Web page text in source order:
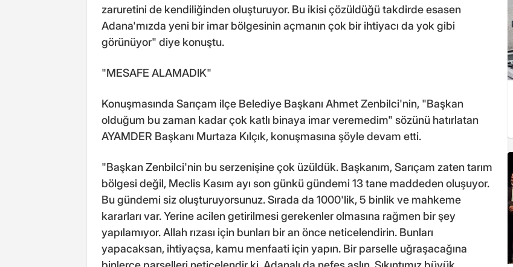
zaruretini de kendiliğinden oluşturuyor. Bu ikisi çözüldüğü takdirde esasen
Adana'mızda yeni bir imar bölgesinin açmanın çok bir ihtiyacı da yok gibi
görünüyor" diye konuştu.
"MESAFE ALAMADIK"
Konuşmasında Sarıçam ilçe Belediye Başkanı Ahmet Zenbilci'nin, "Başkan
olduğum bu zaman kadar çok katlı binaya imar veremedim" sözünü hatırlatan
AYAMDER Başkanı Murtaza Kılçık, konuşmasına şöyle devam etti.
"Başkan Zenbilci'nin bu serzenişine çok üzüldük. Başkanım, Sarıçam zaten tarım
bölgesi değil, Meclis Kasım ayı son günkü gündemi 13 tane maddeden oluşuyor.
Bu gündemi siz oluşturuyorsunuz. Sırada da 1000'lik, 5 binlik ve mahkeme
kararları var. Yerine acilen getirilmesi gerekenler olmasına rağmen bir şey
yapılamıyor. Allah rızası için bunları bir an önce neticelendirin. Bunları
yapacaksan, ihtiyaçsa, kamu menfaati için yapın. Bir parselle uğraşacağına